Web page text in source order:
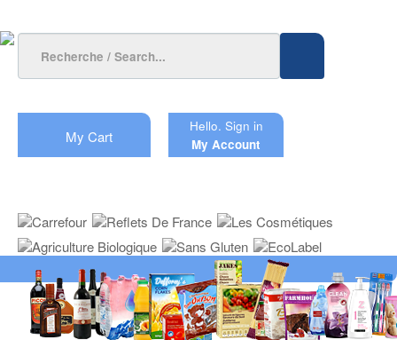
My Cart
Hello. Sign in
My Account